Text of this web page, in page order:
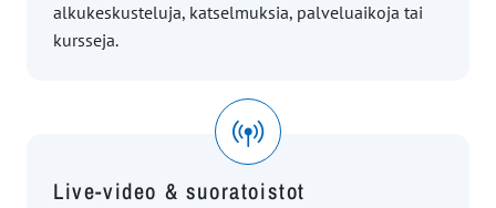
alkukeskusteluja, katselmuksia, palveluaikoja tai
kursseja.
Live-video & suoratoistot